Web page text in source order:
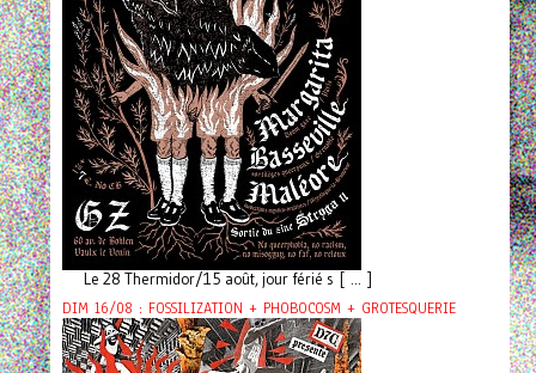
Le 28 Thermidor/15 août, jour férié s [ ... ]
DIM 16/08 : FOSSILIZATION + PHOBOCOSM + GROTESQUERIE